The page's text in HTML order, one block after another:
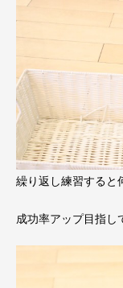
繰り返し練習すると
成功率アップ目指し